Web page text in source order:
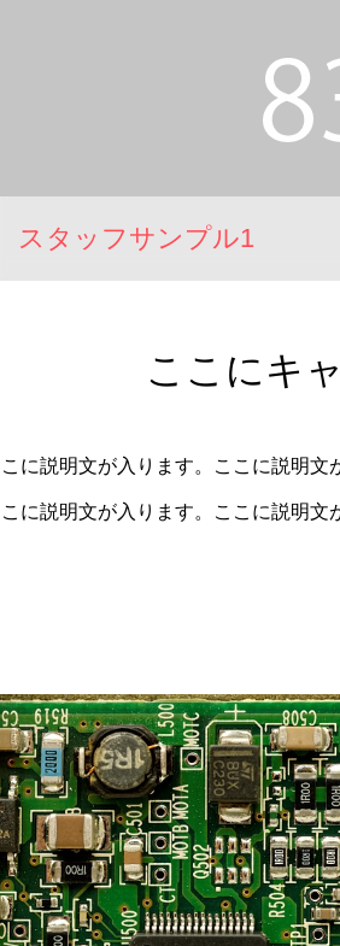
スタッフサンプル1
ここにキ
に説明文が入ります。ここに説明文
に説明文が入ります。ここに説明文